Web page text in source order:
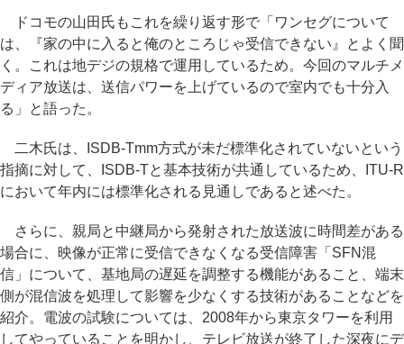
ドコモの山田氏もこれを繰り返す形で「ワンセグについて
は、『家の中に入ると俺のところじゃ受信できない』とよく聞
く。これは地デジの規格で運用しているため。今回のマルチメ
ディア放送は、送信パワーを上げているので室内でも十分入
る」と語った。
二木氏は、ISDB-Tmm方式が未だ標準化されていないという
指摘に対して、ISDB-Tと基本技術が共通しているため、ITU-R
において年内には標準化される見通しであると述べた。
さらに、親局と中継局から発射された放送波に時間差がある
場合に、映像が正常に受信できなくなる受信障害「SFN混
信」について、基地局の遅延を調整する機能があること、端末
側が混信波を処理して影響を少なくする技術があることなどを
紹介。電波の試験については、2008年から東京タワーを利用
してやっていることを明かし、テレビ放送が終了した深夜にデ